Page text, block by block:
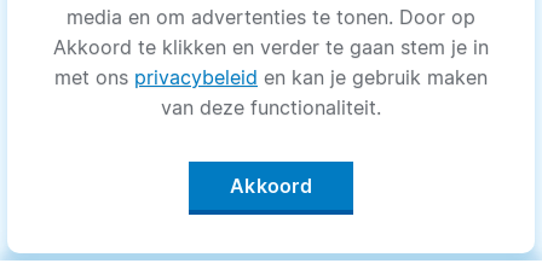
media en om advertenties te tonen. Door op
Akkoord te klikken en verder te gaan stem je in
met ons privacybeleid en kan je gebruik maken
van deze functionaliteit.
Akkoord